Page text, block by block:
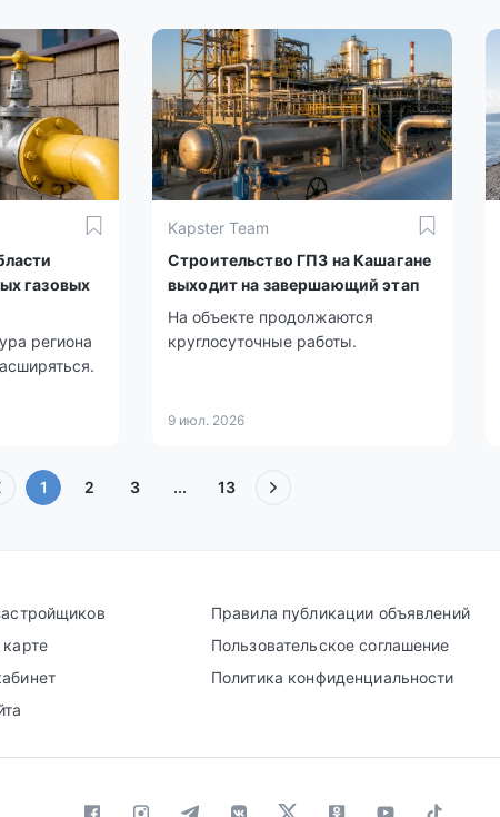
газовых
региона
Kapster Team
Строительство ГПЗ на Кашагане
выходит на завершающий этап
На объекте продолжаются
круглосуточные работы.
9 июл. 2026
1 (текущая)
2 3 ... 13
Правила публикации объявлений
Пользовательское соглашение
Политика конфиденциальности